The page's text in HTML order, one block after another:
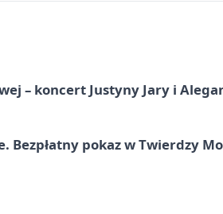
– koncert Justyny Jary i
Bezpłatny pokaz w Twierdzy